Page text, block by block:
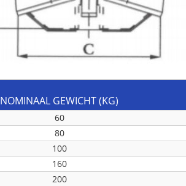
NOMINAAL GEWICHT (KG)
60
80
100
160
200